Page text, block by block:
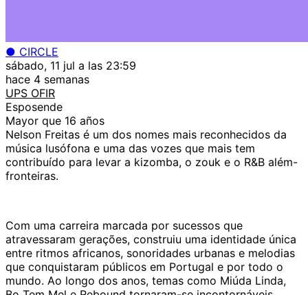
● CIRCLE
sábado, 11 jul a las 23:59
hace 4 semanas
UPS OFIR
Esposende
Mayor que 16 años
Nelson Freitas é um dos nomes mais reconhecidos da
música lusófona e uma das vozes que mais tem
contribuído para levar a kizomba, o zouk e o R&B além-
fronteiras.
Com uma carreira marcada por sucessos que
atravessaram gerações, construiu uma identidade única
entre ritmos africanos, sonoridades urbanas e melodias
que conquistaram públicos em Portugal e por todo o
mundo. Ao longo dos anos, temas como Miúda Linda,